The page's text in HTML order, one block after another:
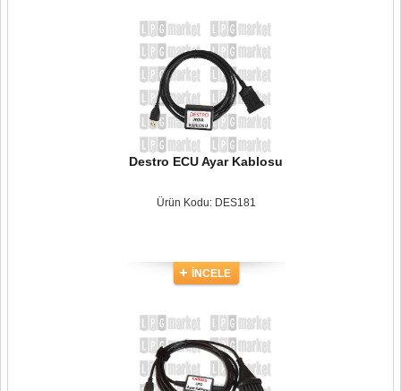
Destro ECU Ayar Kablosu
Ürün Kodu: DES181
İNCELE